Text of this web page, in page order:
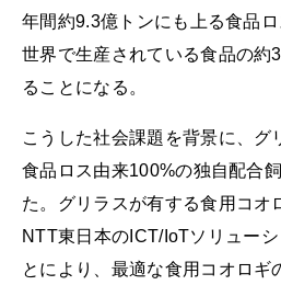
年間約9.3億トンにも上る食品
世界で生産されている食品の約
ることになる。
こうした社会課題を背景に、グ
食品ロス由来100%の独自配合
た。グリラスが有する食用コオ
NTT東日本のICT/IoTソリュー
とにより、最適な食用コオロギ